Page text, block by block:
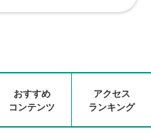
おすすめ
コンテンツ
アクセス
ランキング